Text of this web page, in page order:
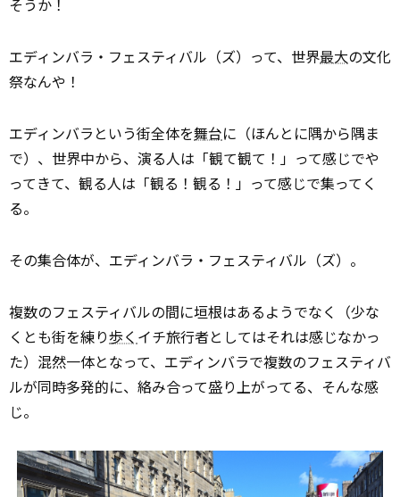
そうか！
エディンバラ・フェスティバル（ズ）って、世界最大の文化
祭なんや！
エディンバラという街全体を舞台に（ほんとに隅から隅ま
で）、世界中から、演る人は「観て観て！」って感じでや
ってきて、観る人は「観る！観る！」って感じで集ってく
る。
その集合体が、エディンバラ・フェスティバル（ズ）。
複数のフェスティバルの間に垣根はあるようでなく（少な
くとも街を練り歩く イチ旅行者としてはそれは感じなかっ
た）混然一体となって、エディンバラで複数のフェスティバ
ルが同時多発的に、絡み合って盛り上がってる、そんな感
じ。